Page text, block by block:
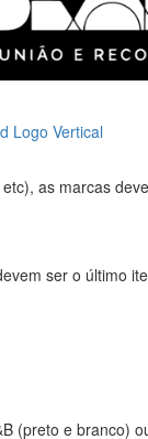
Logo Vertical
as marcas
ser o último
(preto e branco)